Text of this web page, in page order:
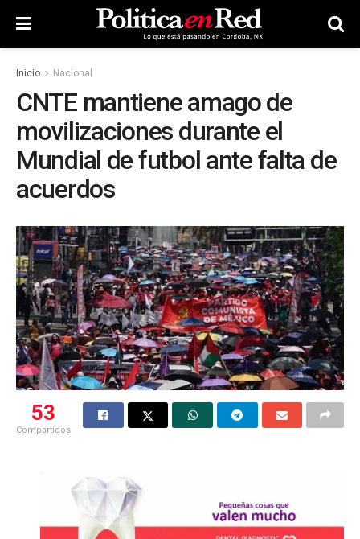
Inicio Nacional
CNTE mantiene amago de
movilizaciones durante el
Mundial de futbol ante falta de
acuerdos
53
Compartidos